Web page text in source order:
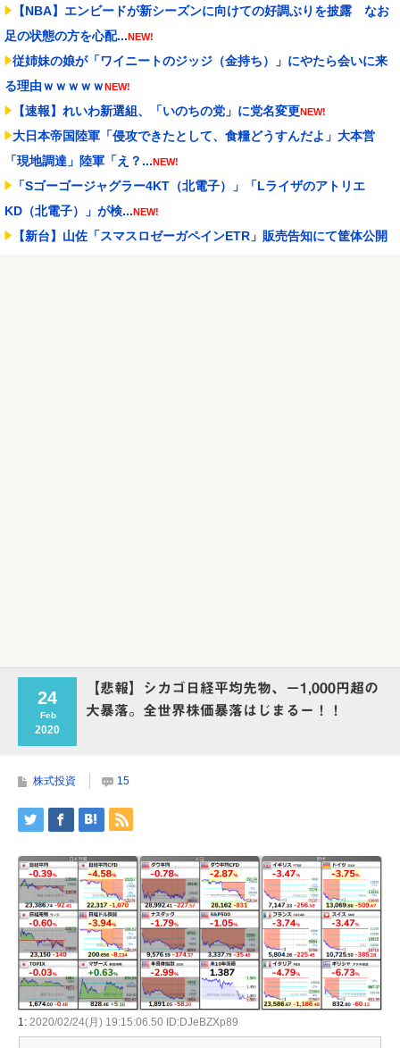
【NBA】エンビードが新シーズンに向けての好調ぶりを披露 なお
足の状態の方を心配...NEW!
従姉妹の娘が「ワイニートのジッジ（金持ち）」にやたら会いに来
る理由ｗｗｗｗｗNEW!
【速報】れいわ新選組、「いのちの党」に党名変更NEW!
大日本帝国陸軍「侵攻できたとして、食糧どうすんだよ」大本営
「現地調達」陸軍「え？...NEW!
「Sゴーゴージャグラー4KT（北電子）」「Lライザのアトリエ
KD（北電子）」が検...NEW!
【新台】山佐「スマスロゼーガペインETR」販売告知にて筐体公開
24
Feb
2020
【悲報】シカゴ日経平均先物、－1,000円超の
大暴落。全世界株価暴落はじまるー！！
株式投資 15
1: 2020/02/24(月) 19:15:06.50 ID:DJeBZXp89